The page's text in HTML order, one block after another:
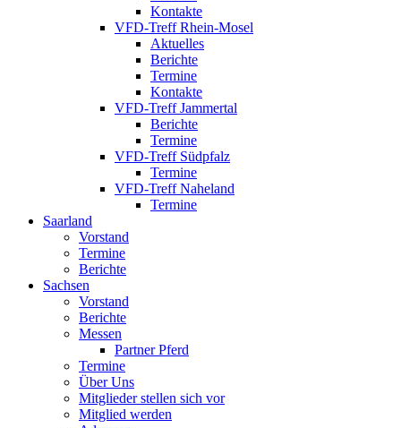
Kontakte
VFD-Treff Rhein-Mosel
Aktuelles
Berichte
Termine
Kontakte
VFD-Treff Jammertal
Berichte
Termine
VFD-Treff Südpfalz
Termine
VFD-Treff Naheland
Termine
Saarland
Vorstand
Termine
Berichte
Sachsen
Vorstand
Berichte
Messen
Partner Pferd
Termine
Über Uns
Mitglieder stellen sich vor
Mitglied werden